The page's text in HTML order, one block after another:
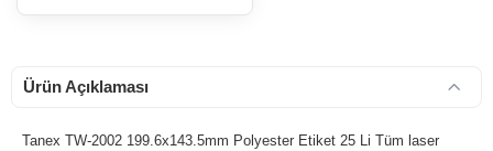
Ürün Açıklaması
Tanex TW-2002 199.6x143.5mm Polyester Etiket 25 Li Tüm laser